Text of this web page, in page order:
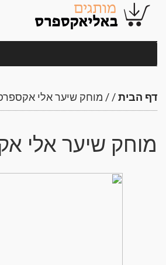
דף הבית/
/ מוחק שיער אלי
מוחק שיער אלי